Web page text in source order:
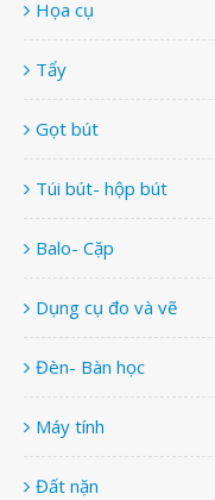
Họa cụ
Tẩy
Gọt bút
Túi bút- hộp bút
Balo- Cặp
Dụng cụ đo và vẽ
Đèn- Bàn học
Máy tính
Đất nặn